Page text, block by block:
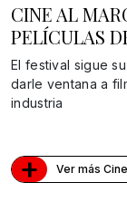
CINE AL
PELÍCULAS
El festival sigue
darle ventana a
industria
+ Ver más